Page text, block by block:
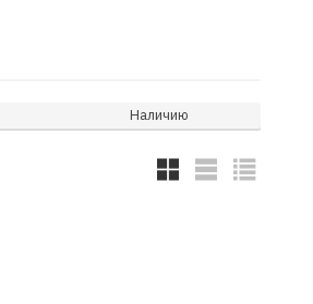
Наличию